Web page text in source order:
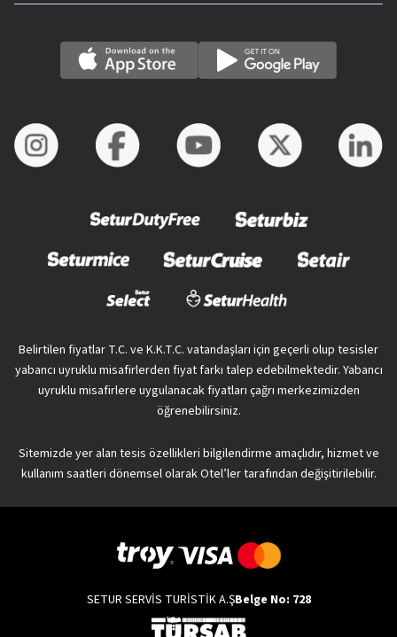
Belirtilen fiyatlar T.C. ve K.K.T.C. vatandaşları için geçerli olup tesisler
yabancı uyruklu misafirlerden fiyat farkı talep edebilmektedir. Yabancı
uyruklu misafirlere uygulanacak fiyatları çağrı merkezimizden
öğrenebilirsiniz.
Sitemizde yer alan tesis özellikleri bilgilendirme amaçlıdır, hizmet ve
kullanım saatleri dönemsel olarak Otel’ler tarafından değişitirilebilir.
SETUR SERVİS TURİSTİK A.ŞBelge No: 728